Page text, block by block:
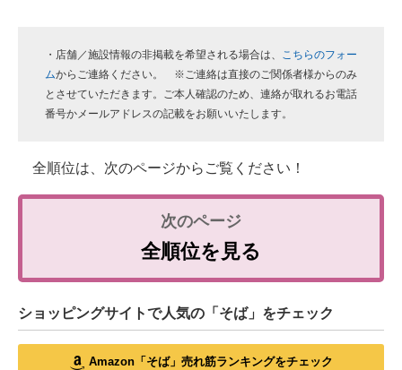
・店舗／施設情報の非掲載を希望される場合は、 こちらのフォー
ムからご連絡ください。 ※ご連絡は直接のご関係者様からのみ
とさせていただきます。ご本人確認のため、連絡が取れるお電話
番号かメールアドレスの記載をお願いいたします。
全順位は、次のページからご覧ください！
全順位を見る
ショッピングサイトで人気の「そば」をチェック
Amazon「そば」売れ筋ランキングをチェック